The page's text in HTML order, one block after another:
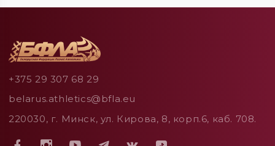
+375 29 307 68 29
belarus.athletics@bfla.eu
220030, г. Минск, ул. Кирова, 8, корп.6, каб. 708.